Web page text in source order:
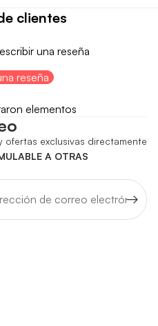
clientes
una reseña
reseña
elementos
ofertas exclusivas directamente
A OTRAS